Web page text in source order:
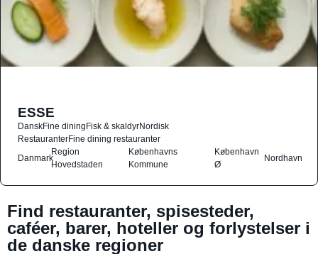
ESSE
DanskFine diningFisk & skaldyrNordisk
RestauranterFine dining restauranter
Danmark
Region
Hovedstaden
Københavns
Kommune
København
Ø
Nordhavn
Find restauranter, spisesteder,
caféer, barer, hoteller og forlystelser i
de danske regioner